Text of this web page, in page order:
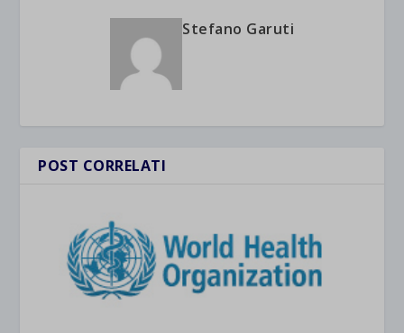
Stefano Garuti
POST CORRELATI